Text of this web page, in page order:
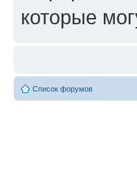
которые
Список форумов